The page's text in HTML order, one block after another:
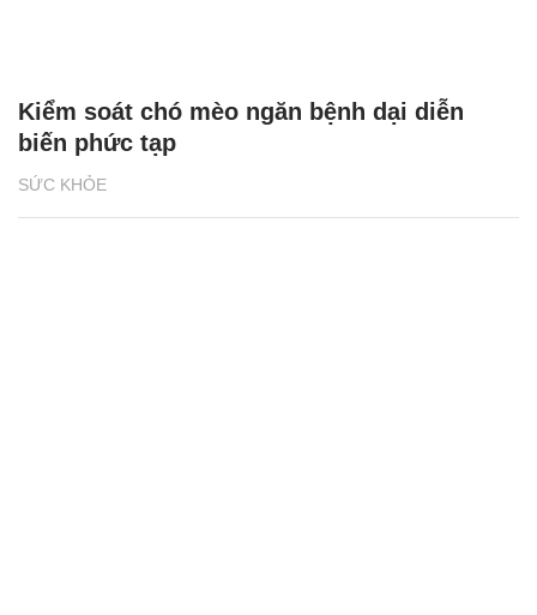
SỨC KHỎE
Kiểm soát chó mèo ngăn bệnh dại diễn
biến phức tạp